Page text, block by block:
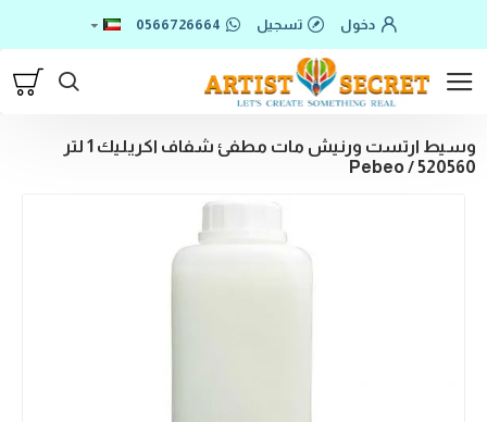
دخول تسجيل 0566726664
وسيط ارتست ورنيش مات مطفئ شفاف اكريليك 1 لتر
520560 / Pebeo